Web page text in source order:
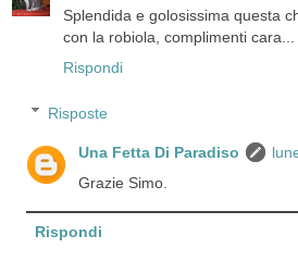
Splendida e golosissima questa
con la robiola, complimenti
Rispondi
Risposte
Una Fetta Di Paradiso
Grazie Simo.
Rispondi